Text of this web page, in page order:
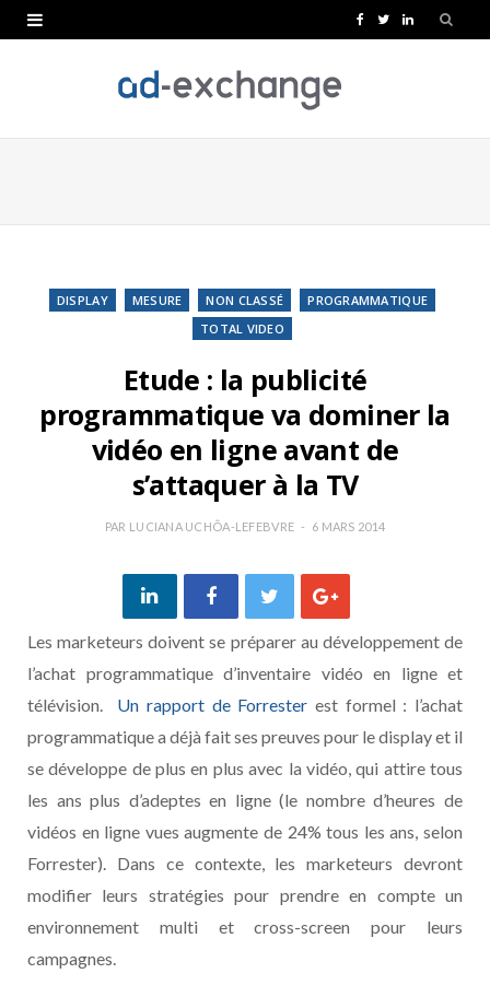
e
k
T
t
L
k
n
DISPLAY MESURE NON CLASSÉ
PROGRAMMATIQUE
TOTAL VIDEO
Etude : la publicité
programmatique va dominer la
vidéo en ligne avant de
s’attaquer à la TV
PAR LUCIANA UCHÔA-LEFEBVRE 6 MARS 2014
Les marketeurs doivent se préparer au développement de
l’achat programmatique d’inventaire vidéo en ligne et
télévision. Un rapport de Forrester est formel : l’achat
programmatique a déjà fait ses preuves pour le display et il
se développe de plus en plus avec la vidéo, qui attire tous
les ans plus d’adeptes en ligne (le nombre d’heures de
vidéos en ligne vues augmente de 24% tous les ans, selon
Forrester). Dans ce contexte, les marketeurs devront
modifier leurs stratégies pour prendre en compte un
environnement multi et cross-screen pour leurs
campagnes.